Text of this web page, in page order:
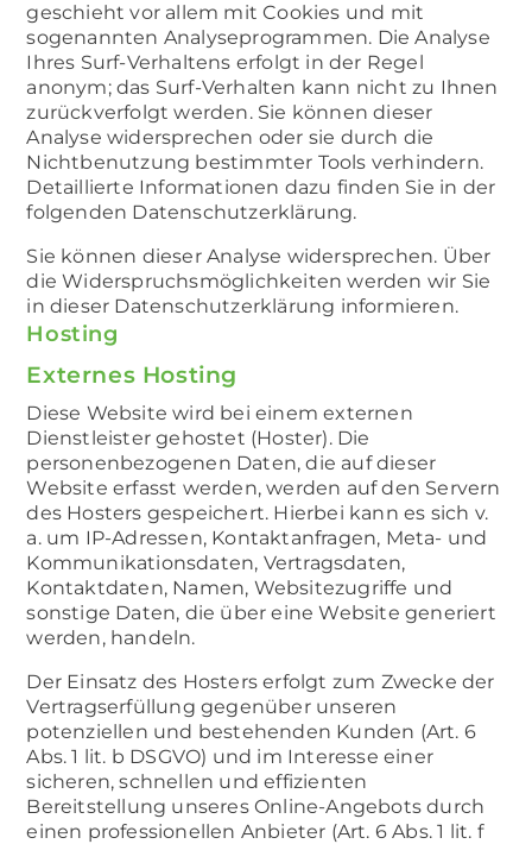
geschieht vor allem mit Cookies und mit
sogenannten Analyseprogrammen. Die Analyse
Ihres Surf-Verhaltens erfolgt in der Regel
anonym; das Surf-Verhalten kann nicht zu Ihnen
zurückverfolgt werden. Sie können dieser
Analyse widersprechen oder sie durch die
Nichtbenutzung bestimmter Tools verhindern.
Detaillierte Informationen dazu finden Sie in der
folgenden Datenschutzerklärung.
Sie können dieser Analyse widersprechen. Über
die Widerspruchsmöglichkeiten werden wir Sie
in dieser Datenschutzerklärung informieren.
Hosting
Externes Hosting
Diese Website wird bei einem externen
Dienstleister gehostet (Hoster). Die
personenbezogenen Daten, die auf dieser
Website erfasst werden, werden auf den Servern
des Hosters gespeichert. Hierbei kann es sich v.
a. um IP-Adressen, Kontaktanfragen, Meta- und
Kommunikationsdaten, Vertragsdaten,
Kontaktdaten, Namen, Websitezugriffe und
sonstige Daten, die über eine Website generiert
werden, handeln.
Der Einsatz des Hosters erfolgt zum Zwecke der
Vertragserfüllung gegenüber unseren
potenziellen und bestehenden Kunden (Art. 6
Abs. 1 lit. b DSGVO) und im Interesse einer
sicheren, schnellen und effizienten
Bereitstellung unseres Online-Angebots durch
einen professionellen Anbieter (Art. 6 Abs. 1 lit. f